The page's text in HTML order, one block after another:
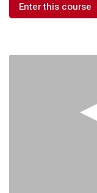
Enter this course